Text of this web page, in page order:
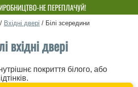
НЕ ПЕРЕПЛАЧУЙ!
/ Вхідні двері / Білі зсередини
вхідні двері
покриття білого, або